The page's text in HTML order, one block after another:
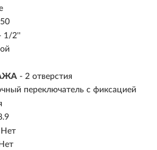
1/2''
- 2 отверстия
переключатель с фиксацией